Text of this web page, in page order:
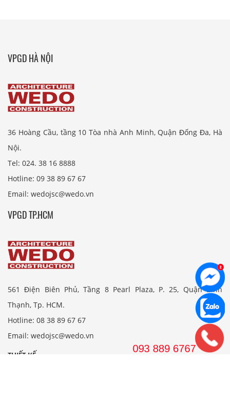
VPGD HÀ NỘI
36 Hoàng Cầu, tầng 10 Tòa nhà Anh Minh, Quận Đống Đa, Hà
Nội.
Tel: 024. 38 16 8888
Hotline: 09 38 89 67 67
Email: wedojsc@wedo.vn
VPGD TP.HCM
561 Điện Biên Phủ, Tầng 8 Pearl Plaza, P. 25, Quận Bình
Thạnh, Tp. HCM.
Hotline: 08 38 89 67 67
Email: wedojsc@wedo.vn
THIẾT KẾ